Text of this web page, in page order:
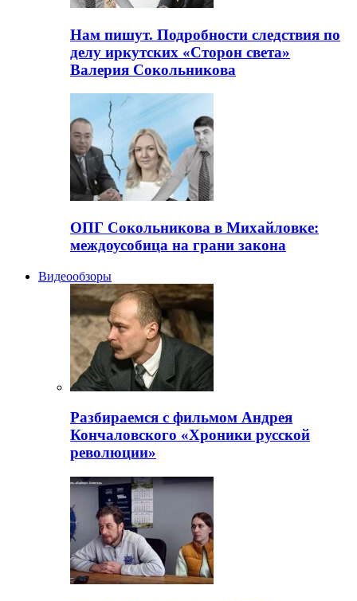
Нам пишут. Подробности следствия по
делу иркутских «Сторон света»
Валерия Сокольникова
ОПГ Сокольникова в Михайловке:
междоусобица на грани закона
Видеообзоры
Разбираемся с фильмом Андрея
Кончаловского «Хроники русской
революции»